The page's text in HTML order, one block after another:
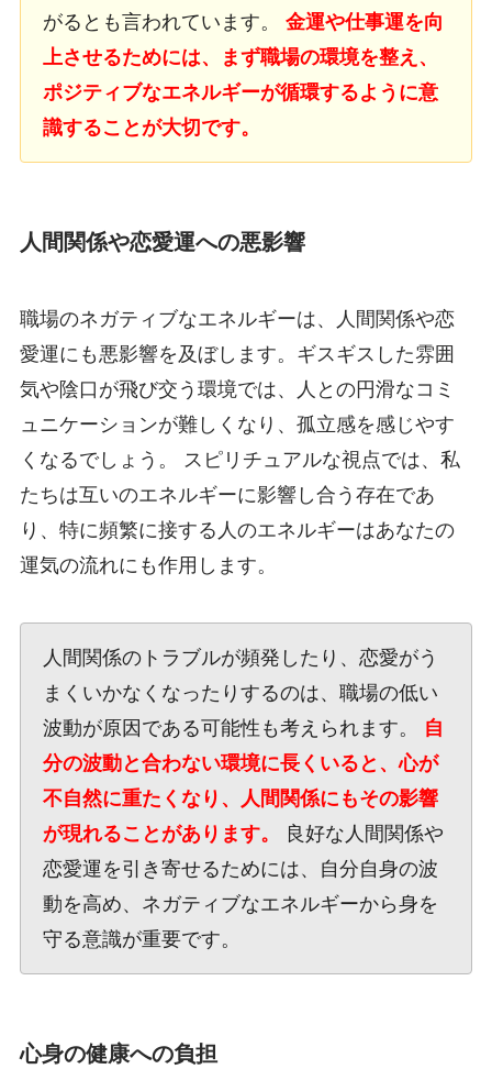
がるとも言われています。 金運や仕事運を向
上させるためには、まず職場の環境を整え、
ポジティブなエネルギーが循環するように意
識することが大切です。
人間関係や恋愛運への悪影響
職場のネガティブなエネルギーは、人間関係や恋
愛運にも悪影響を及ぼします。ギスギスした雰囲
気や陰口が飛び交う環境では、人との円滑なコミ
ュニケーションが難しくなり、孤立感を感じやす
くなるでしょう。 スピリチュアルな視点では、私
たちは互いのエネルギーに影響し合う存在であ
り、特に頻繁に接する人のエネルギーはあなたの
運気の流れにも作用します。
人間関係のトラブルが頻発したり、恋愛がう
まくいかなくなったりするのは、職場の低い
波動が原因である可能性も考えられます。
自
分の波動と合わない環境に長くいると、心が
不自然に重たくなり、人間関係にもその影響
が現れることがあります。
良好な人間関係や
恋愛運を引き寄せるためには、自分自身の波
動を高め、ネガティブなエネルギーから身を
守る意識が重要です。
心身の健康への負担